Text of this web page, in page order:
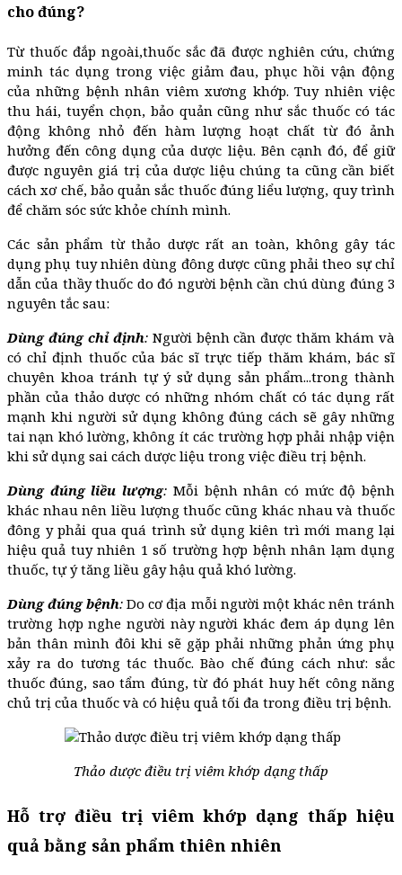
cho đúng?
Từ thuốc đắp ngoài,thuốc sắc đã được nghiên cứu, chứng
minh tác dụng trong việc giảm đau, phục hồi vận động
của những bệnh nhân viêm xương khớp. Tuy nhiên việc
thu hái, tuyển chọn, bảo quản cũng như sắc thuốc có tác
động không nhỏ đến hàm lượng hoạt chất từ đó ảnh
hưởng đến công dụng của dược liệu. Bên cạnh đó, để giữ
được nguyên giá trị của dược liệu chúng ta cũng cần biết
cách xơ chế, bảo quản sắc thuốc đúng liểu lượng, quy trình
để chăm sóc sức khỏe chính mình.
Các sản phẩm từ thảo dược rất an toàn, không gây tác
dụng phụ tuy nhiên dùng đông dược cũng phải theo sự chỉ
dẫn của thầy thuốc do đó người bệnh cần chú dùng đúng 3
nguyên tắc sau:
Dùng đúng chỉ định:Người bệnh cần được thăm khám và
có chỉ định thuốc của bác sĩ trực tiếp thăm khám, bác sĩ
chuyên khoa tránh tự ý sử dụng sản phẩm...trong thành
phần của thảo dược có những nhóm chất có tác dụng rất
mạnh khi người sử dụng không đúng cách sẽ gây những
tai nạn khó lường, không ít các trường hợp phải nhập viện
khi sử dụng sai cách dược liệu trong việc điều trị bệnh.
Dùng đúng liều lượng: Mỗi bệnh nhân có mức độ bệnh
khác nhau nên liều lượng thuốc cũng khác nhau và thuốc
đông y phải qua quá trình sử dụng kiên trì mới mang lại
hiệu quả tuy nhiên 1 số trường hợp bệnh nhân lạm dụng
thuốc, tự ý tăng liều gây hậu quả khó lường.
Dùng đúng bệnh: Do cơ địa mỗi người một khác nên tránh
trường hợp nghe người này người khác đem áp dụng lên
bản thân mình đôi khi sẽ gặp phải những phản ứng phụ
xảy ra do tương tác thuốc. Bào chế đúng cách như: sắc
thuốc đúng, sao tẩm đúng, từ đó phát huy hết công năng
chủ trị của thuốc và có hiệu quả tối đa trong điều trị bệnh.
Thảo dược điều trị viêm khớp dạng thấp
Hỗ trợ điều trị viêm khớp dạng thấp hiệu
quả bằng sản phẩm thiên nhiên